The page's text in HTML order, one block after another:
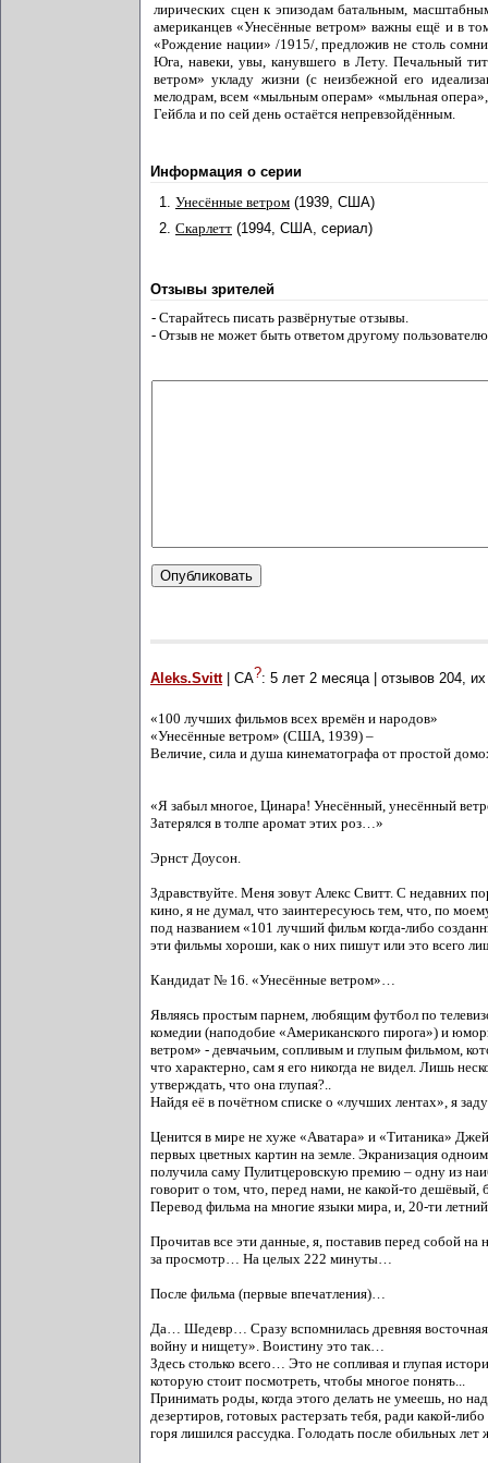
лирических сцен к эпизодам батальным,
американцев «Унесённые ветром» важны ещё и в
«Рождение нации» /1915/, предложив не столь
Юга, навеки, увы, канувшего в Лету. Печальный
ветром» укладу жизни (с неизбежной его
мелодрам, всем «мыльным операм» «мыльная
Гейбла и по сей день остаётся непревзойдённым.
Информация о серии
1. Унесённые ветром (1939, США)
2. Скарлетт (1994, США, сериал)
Отзывы зрителей
- Старайтесь писать развёрнутые отзывы.
- Отзыв не может быть ответом другому
Aleks.Svitt| СА?: 5 лет 2 месяца| отзывов 204,
«100 лучших фильмов всех времён и народов»
«Унесённые ветром» (США, 1939) –
Величие, сила и душа кинематографа от простой
«Я забыл многое, Цинара! Унесённый, унесённый
Затерялся в толпе аромат этих роз…»
Эрнст Доусон.
Здравствуйте. Меня зовут Алекс Свитт. С недавних
кино, я не думал, что заинтересуюсь тем, что, по
под названием «101 лучший фильм когда-либо
эти фильмы хороши, как о них пишут или это всего
Кандидат № 16. «Унесённые ветром»…
Являясь простым парнем, любящим футбол по
комедии (наподобие «Американского пирога») и
ветром» - девчачьим, сопливым и глупым фильмом,
что характерно, сам я его никогда не видел. Лишь
утверждать, что она глупая?..
Найдя её в почётном списке о «лучших лентах», я
Ценится в мире не хуже «Аватара» и «Титаника»
первых цветных картин на земле. Экранизация
получила саму Пулитцеровскую премию – одну из
говорит о том, что, перед нами, не какой-то
Перевод фильма на многие языки мира, и, 20-ти
Прочитав все эти данные, я, поставив перед собой
за просмотр… На целых 222 минуты…
После фильма (первые впечатления)…
Да… Шедевр… Сразу вспомнилась древняя восточная
войну и нищету». Воистину это так…
Здесь столько всего… Это не сопливая и глупая
которую стоит посмотреть, чтобы многое понять...
Принимать роды, когда этого делать не умеешь, но
дезертиров, готовых растерзать тебя, ради какой-
горя лишился рассудка. Голодать после обильных